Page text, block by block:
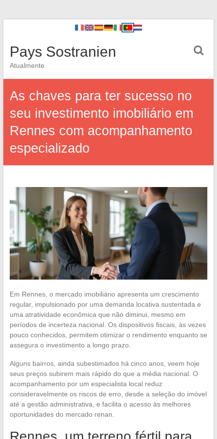
Pays Sostranien
Atualmente
As chaves para ter sucesso no
seu investimento imobiliário em
Rennes com acompanhamento
especializado
Em Rennes, o mercado imobiliário apresenta um crescimento
regular, impulsionado por uma demanda locativa sustentada e
uma atratividade econômica que não diminui, mesmo em
períodos de incerteza nacional. Os dispositivos fiscais, às vezes
pouco conhecidos, permitem otimizar o rendimento enquanto se
assegura o investimento a longo prazo.
Alguns bairros, ainda subestimados há cinco anos, veem hoje
seus preços subirem mais rápido do que a média nacional. O
acompanhamento por um especialista local reduz
consideravelmente os riscos de erro, desde a seleção do imóvel
até a gestão administrativa, e facilita o acesso às melhores
oportunidades do mercado renan.